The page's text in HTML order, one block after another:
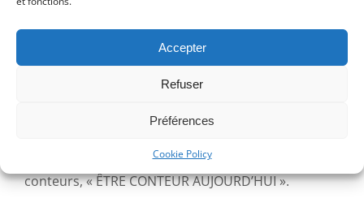
Accepter
Refuser
Préférences
Cookie Policy
d’expression orale par le chant et l’expression
scénique pour des groupes ou en séance
individuelle. Elle donne une formation de base à
l’art de conter pour conteurs amateurs et anime
un module destiné aux adultes pour conter au
quelques années une série de films sur des
conteurs, « ÊTRE CONTEUR AUJOURD’HUI ».